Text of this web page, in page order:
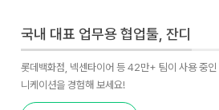
국내 대표 업무용 협업툴, 잔디
롯데백화점, 넥센타이어 등 42만+ 팀이 사용 중
니케이션을 경험해 보세요!